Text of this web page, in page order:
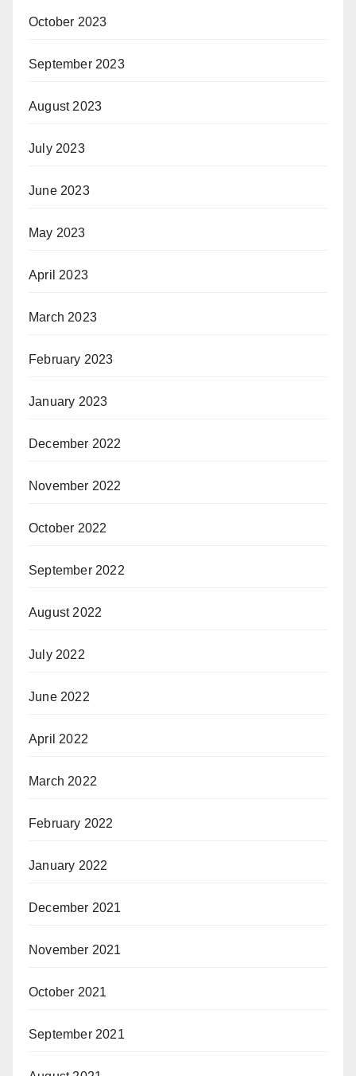
October 2023
September 2023
August 2023
July 2023
June 2023
May 2023
April 2023
March 2023
February 2023
January 2023
December 2022
November 2022
October 2022
September 2022
August 2022
July 2022
June 2022
April 2022
March 2022
February 2022
January 2022
December 2021
November 2021
October 2021
September 2021